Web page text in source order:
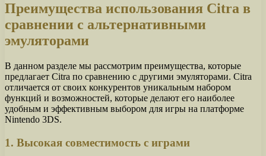
Преимущества использования Citra в
сравнении с альтернативными
эмуляторами
В данном разделе мы рассмотрим преимущества, которые
предлагает Citra по сравнению с другими эмуляторами. Citra
отличается от своих конкурентов уникальным набором
функций и возможностей, которые делают его наиболее
удобным и эффективным выбором для игры на платформе
Nintendo 3DS.
1. Высокая совместимость с играми